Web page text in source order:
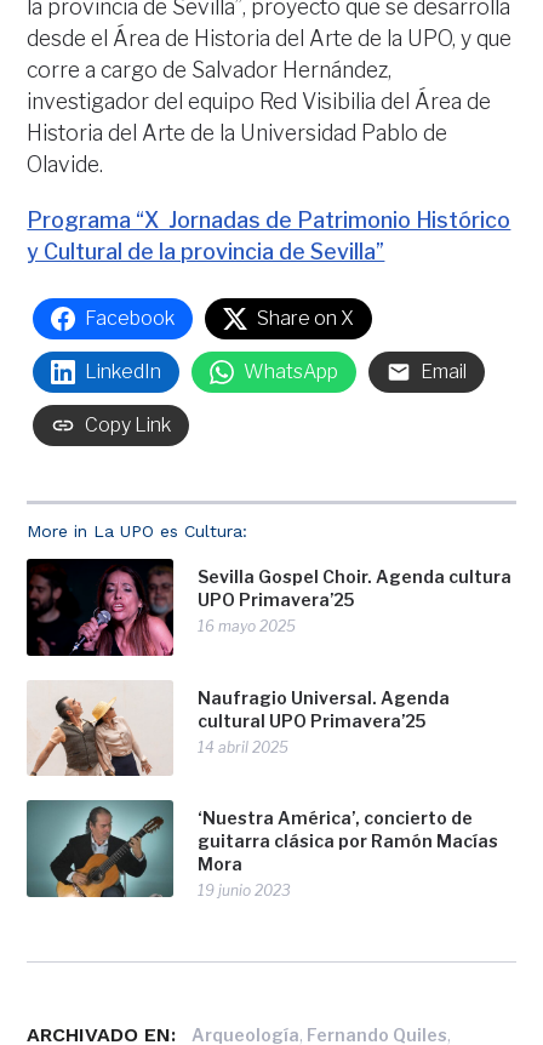
More in La UPO es Cultura:
Sevilla Gospel Choir. Agenda cultura
UPO Primavera’25
16 mayo 2025
Naufragio Universal. Agenda
cultural UPO Primavera’25
14 abril 2025
‘Nuestra América’, concierto de
guitarra clásica por Ramón Macías
Mora
19 junio 2023
la provincia de Sevilla”, proyecto que se desarrolla
desde el Área de Historia del Arte de la UPO, y que
corre a cargo de Salvador Hernández,
investigador del equipo Red Visibilia del Área de
Historia del Arte de la Universidad Pablo de
Olavide.
Programa “X Jornadas de Patrimonio Histórico
y Cultural de la provincia de Sevilla”
Facebook Share on X
LinkedIn WhatsApp Email
Copy Link
ARCHIVADO EN: Arqueología, Fernando Quiles,